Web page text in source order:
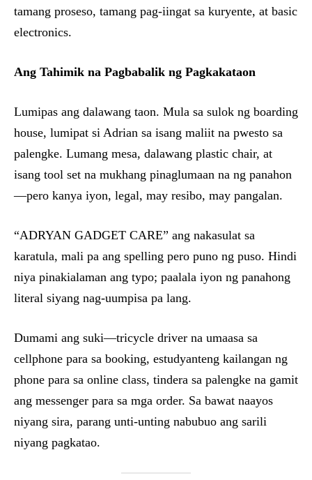
tamang proseso, tamang pag-iingat sa kuryente, at basic
electronics.
Ang Tahimik na Pagbabalik ng Pagkakataon
Lumipas ang dalawang taon. Mula sa sulok ng boarding
house, lumipat si Adrian sa isang maliit na pwesto sa
palengke. Lumang mesa, dalawang plastic chair, at
isang tool set na mukhang pinaglumaan na ng panahon
—pero kanya iyon, legal, may resibo, may pangalan.
“ADRYAN GADGET CARE” ang nakasulat sa
karatula, mali pa ang spelling pero puno ng puso. Hindi
niya pinakialaman ang typo; paalala iyon ng panahong
literal siyang nag-uumpisa pa lang.
Dumami ang suki—tricycle driver na umaasa sa
cellphone para sa booking, estudyanteng kailangan ng
phone para sa online class, tindera sa palengke na gamit
ang messenger para sa mga order. Sa bawat naayos
niyang sira, parang unti-unting nabubuo ang sarili
niyang pagkatao.